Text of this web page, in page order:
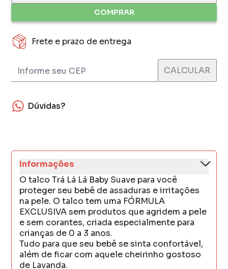
COMPRAR
Frete e prazo de entrega
Dúvidas?
Informações
O talco Trá Lá Lá Baby Suave para você
proteger seu bebê de assaduras e irritações
na pele. O talco tem uma FÓRMULA
EXCLUSIVA sem produtos que agridem a pele
e sem corantes, criada especialmente para
crianças de 0 a 3 anos.
Tudo para que seu bebê se sinta confortável,
além de ficar com aquele cheirinho gostoso
de Lavanda.